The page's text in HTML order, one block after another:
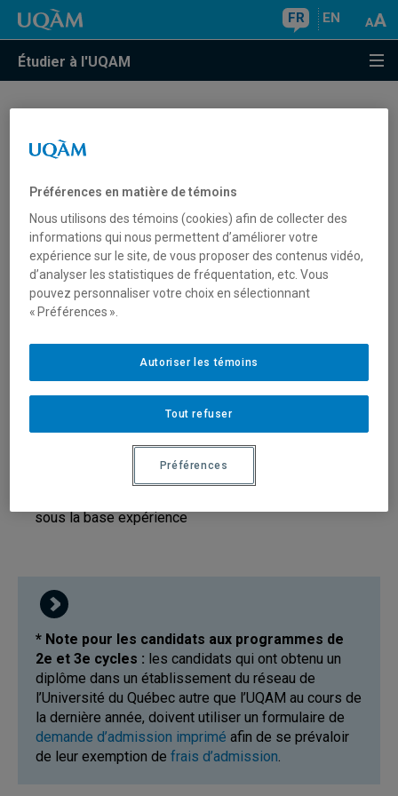
FR EN
Étudier à l'UQAM
d'admission en ligne?
admission en ligneest disponible pour tous les
candidats qui déposent une demande d'admission à
un programme régulier au 1er, 2e et 3e cycle, comme
étudiants libres et auditeurs :
les étudiants de l'UQAM, anciens ou actuels
les étudiants du collégial au Québec (cégep)
les étudiants d'autres universités au Québec*
les étudiants étrangers
les étudiants canadiens ayant fait leurs études à
l'extérieur du Québec
sous la base expérience
* Note pour les candidats aux programmes de
2e et 3e cycles : les candidats qui ont obtenu un
diplôme dans un établissement du réseau de
l’Université du Québec autre que l’UQAM au cours de
la dernière année, doivent utiliser un formulaire de
demande d’admission imprimé afin de se prévaloir
de leur exemption de frais d’admission.
Préférences en matière de témoins
Nous utilisons des témoins (cookies) afin de collecter des
informations qui nous permettent d’améliorer votre
expérience sur le site, de vous proposer des contenus vidéo,
d’analyser les statistiques de fréquentation, etc. Vous
pouvez personnaliser votre choix en sélectionnant
« Préférences ».
Tout refuser
Autoriser les témoins
Préférences